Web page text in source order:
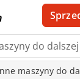
maszyny do